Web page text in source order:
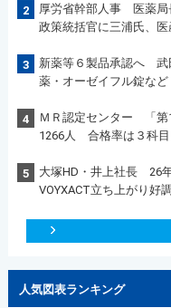
2
厚労省幹部人事 医薬
政策統括官に三浦氏、
3
新薬等６製品承認へ 武
薬・オーゼイフル錠な
4
ＭＲ認定センター 「
1266人 合格率は３科目
5
大塚HD・井上社長 26
VOYXACT立ち上がり好
人気図表ランキング